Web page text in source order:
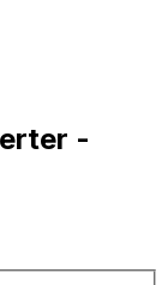
-